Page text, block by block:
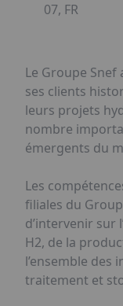
07, FR
Le Groupe
ses clients
leurs projets
nombre
émergents du
Les
filiales du
d’intervenir sur
H2, de la
l’ensemble
traitement et